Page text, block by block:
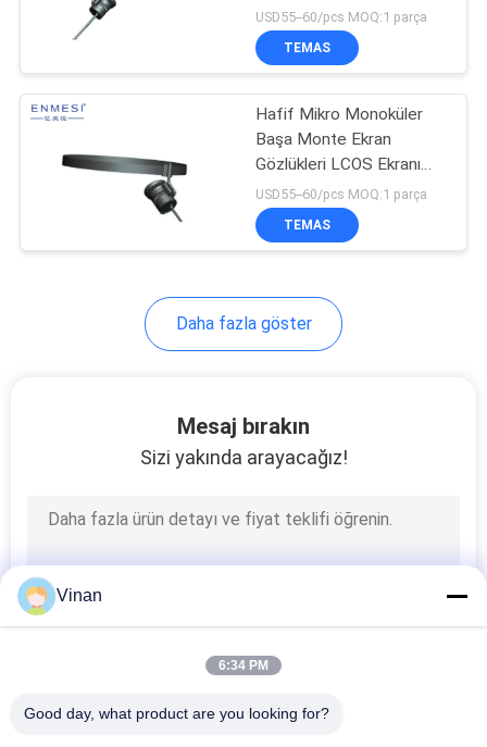
Görüntüler
USD55--60/pcs MOQ:1 parça
TEMAS
Hafif Mikro Monoküler
Başa Monte Ekran
Gözlükleri LCOS Ekranı
Yüksek Çözünürlük
USD55--60/pcs MOQ:1 parça
TEMAS
Daha fazla göster
Mesaj bırakın
Sizi yakında arayacağız!
Vinan
6:34 PM
Good day, what product are you looking for?